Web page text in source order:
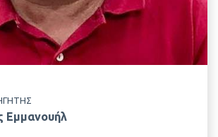
Εμμανουήλ
Εφηρμοσμένης Υδροβιολογίας